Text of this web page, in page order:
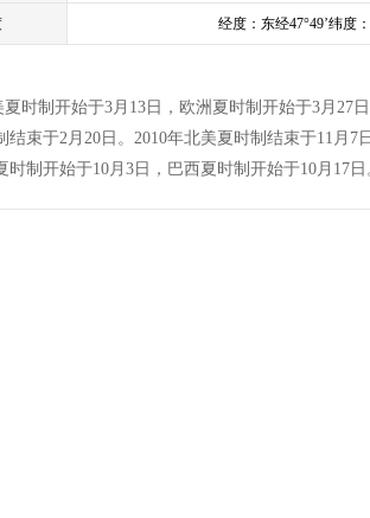
经度：东经47°49’纬度
夏时制开始于3月13日，欧洲夏时制开始于3月27
结束于2月20日。2010年北美夏时制结束于11月7
时制开始于10月3日，巴西夏时制开始于10月17日